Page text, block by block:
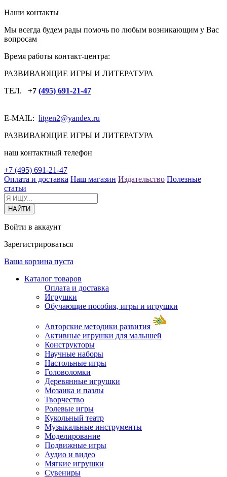
Наши контакты
Мы всегда будем рады помочь по любым возникающим у Вас
вопросам
Время работы контакт-центра:
РАЗВИВАЮЩИЕ ИГРЫ И ЛИТЕРАТУРА
ТЕЛ. +7 (495) 691-21-47
E-MAIL: litgen2@yandex.ru
РАЗВИВАЮЩИЕ ИГРЫ И ЛИТЕРАТУРА
наш контактный телефон
+7 (495) 691-21-47
Оплата и доставка Наш магазин Издательство Полезные
статьи
Войти в аккаунт
Зарегистрироваться
Ваша корзина пуста
Каталог товаров
Оплата и доставка
Игрушки
Обучающие пособия, игры и игрушки
Авторские методики развития
Активные игрушки для малышей
Конструкторы
Научные наборы
Настольные игры
Головоломки
Деревянные игрушки
Мозаика и пазлы
Творчество
Ролевые игры
Кукольный театр
Музыкальные инструменты
Моделирование
Подвижные игры
Аудио и видео
Мягкие игрушки
Сувениры